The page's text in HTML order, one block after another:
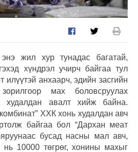
жил хур тунадас багатай,
хүндрэл учирч байгаа тул
илүүтэй анхаарч, эдийн засгийн
мах боловсруулах
худалдан авалт хийж байна.
ХХК хонь худалдан авч
байгаа бол “Дархан меат
бусад насны мал авч,
нь 10000 төгрөг, хонины махыг